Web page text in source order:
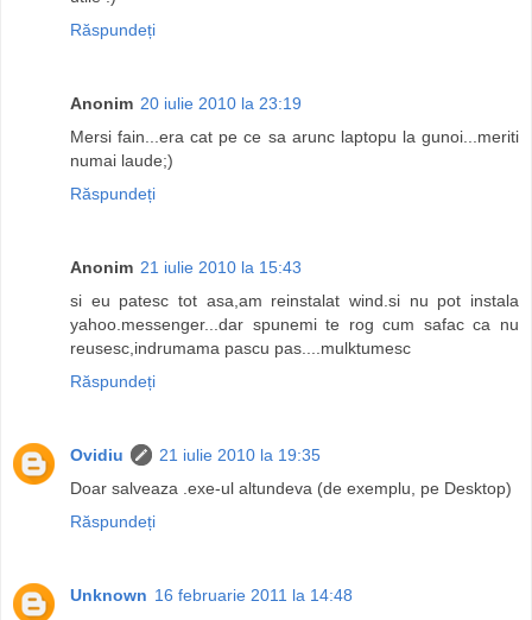
Răspundeți
Anonim 20 iulie 2010 la 23:19
Mersi fain...era cat pe ce sa arunc laptopu la gunoi...meriti
numai laude;)
Răspundeți
Anonim 21 iulie 2010 la 15:43
si eu patesc tot asa,am reinstalat wind.si nu pot instala
yahoo.messenger...dar spunemi te rog cum safac ca nu
reusesc,indrumama pascu pas....mulktumesc
Răspundeți
Ovidiu
21 iulie 2010 la 19:35
Doar salveaza .exe-ul altundeva (de exemplu, pe Desktop)
Răspundeți
Unknown 16 februarie 2011 la 14:48